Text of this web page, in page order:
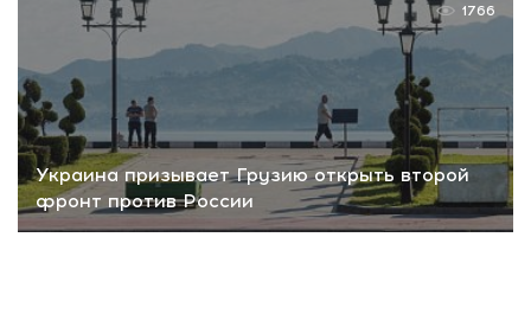
Украина призывает Грузию открыть второй
фронт против России
1766